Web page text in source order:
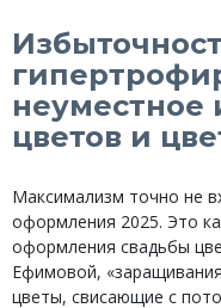
неуместное
цветов и
Максимализм точно не
оформления 2025. Это
оформления свадьбы
Ефимовой,
цветы, свисающие с